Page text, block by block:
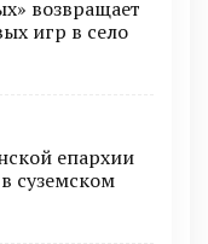
возвращает
игр в село
епархии
суземском